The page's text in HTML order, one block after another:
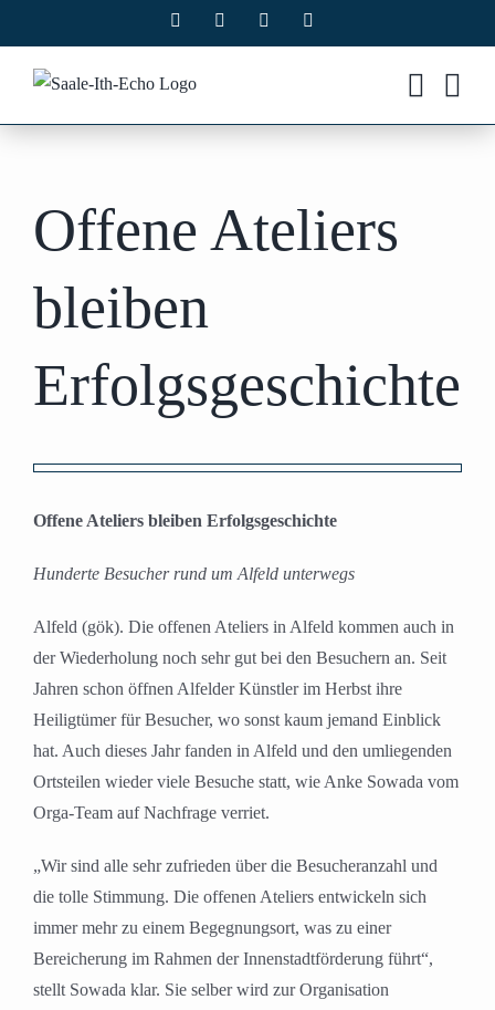
Inhalt
springen
Facebook Instagram
Offene Ateliers
bleiben
Erfolgsgeschichte
grösseres
Offene Ateliers bleiben Erfolgsgeschichte
Hunderte Besucher rund um Alfeld unterwegs
Alfeld (gök). Die offenen Ateliers in Alfeld kommen auch in
der Wiederholung noch sehr gut bei den Besuchern an. Seit
Jahren schon öffnen Alfelder Künstler im Herbst ihre
Heiligtümer für Besucher, wo sonst kaum jemand Einblick
hat. Auch dieses Jahr fanden in Alfeld und den umliegenden
Ortsteilen wieder viele Besuche statt, wie Anke Sowada vom
Orga-Team auf Nachfrage verriet.
„Wir sind alle sehr zufrieden über die Besucheranzahl und
die tolle Stimmung. Die offenen Ateliers entwickeln sich
immer mehr zu einem Begegnungsort, was zu einer
Bereicherung im Rahmen der Innenstadtförderung führt“,
stellt Sowada klar. Sie selber wird zur Organisation